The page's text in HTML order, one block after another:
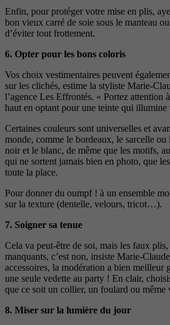
Enfin, pour protéger votre mise en plis,
bon vieux carré de soie sous le manteau
d’éviter tout frottement.
6. Opter pour les bons coloris
Vos choix vestimentaires peuvent
sur les clichés, estime la styliste Marie-
l’agence Les Effrontés. « Portez attention
haut en optant pour une teinte qui illumine
Certaines couleurs sont universelles et
monde, comme le bordeaux, le sarcelle
noir et le blanc, de même que les motifs,
qui ne sortent jamais bien en photo, que
toute la place.
Pour donner du oumpf ! à un ensemble
sur la texture (dentelle, velours, tricot…).
7. Soigner sa tenue
Cela va peut-être de soi, mais les faux plis,
manquants, c’est non, insiste Marie-Claude
accessoires, la modération a bien meilleur
une seule vedette au party ! En clair,
que ce soit un collier, un foulard ou même
8. Miser sur la lumière du jour